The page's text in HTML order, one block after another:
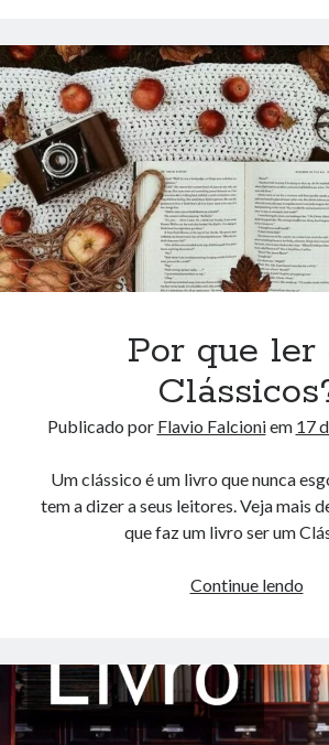
–
o
Por que ler
Publicado por Flavio Falcioniem 17
Um clássico é um livro que nunca
tem a dizer a seus leitores. Veja mais
que faz um livro ser um
Continue lendoPor
os